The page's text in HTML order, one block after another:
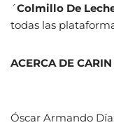
´Colmillo De
todas las
ACERCA DE
Óscar Armando